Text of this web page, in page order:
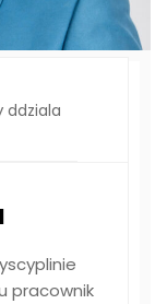
ddziala
pracownik